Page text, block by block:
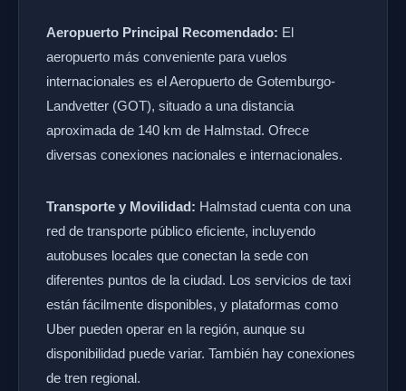
Aeropuerto Principal Recomendado: El
aeropuerto más conveniente para vuelos
internacionales es el Aeropuerto de Gotemburgo-
Landvetter (GOT), situado a una distancia
aproximada de 140 km de Halmstad. Ofrece
diversas conexiones nacionales e internacionales.
Transporte y Movilidad: Halmstad cuenta con una
red de transporte público eficiente, incluyendo
autobuses locales que conectan la sede con
diferentes puntos de la ciudad. Los servicios de taxi
están fácilmente disponibles, y plataformas como
Uber pueden operar en la región, aunque su
disponibilidad puede variar. También hay conexiones
de tren regional.